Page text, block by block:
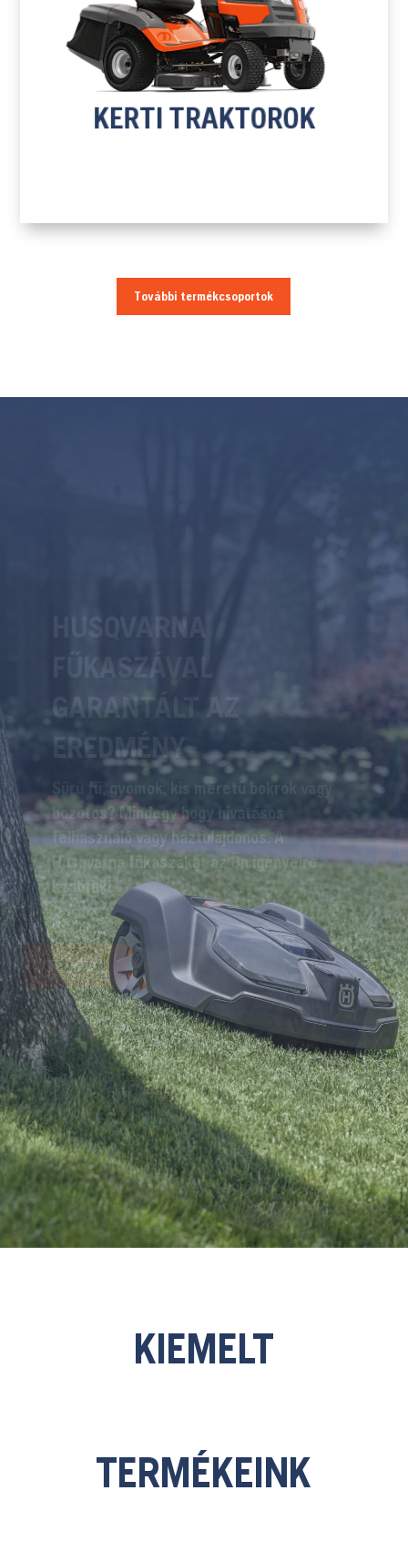
KERTI TRAKTOROK
KERTI TRAKTOROK
További termékcsoportok
A VILÁG ELSŐ
HUSQVARNA AWD
AUTOMOWER
FŰNYÍRÓJA
A lejtőkön nyújtott extrém teljesítmény
mostantól új néven ismert. A Husqvarna
összkerékmeghajtású Automower®
435X fűnyírója új mércét állít fel a
robotfűnyírók számára.
Tovább
KIEMELT
TERMÉKEINK